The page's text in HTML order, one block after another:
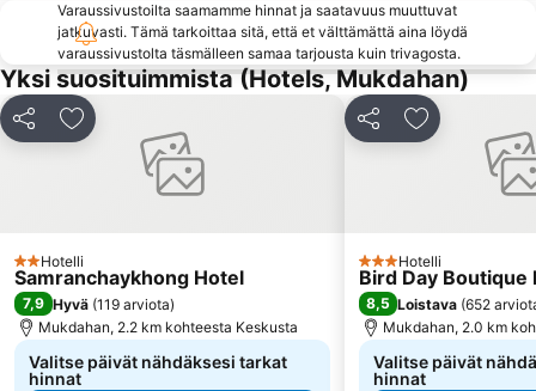
Varaussivustoilta saamamme hinnat ja saatavuus muuttuvat
jatkuvasti. Tämä tarkoittaa sitä, että et välttämättä aina löydä
varaussivustolta täsmälleen samaa tarjousta kuin trivagosta.
Yksi suosituimmista (Hotels, Mukdahan)
Jaa Lisää suosikkeihin
2 Tähtiluokitus
Hotelli
Samranchaykhong Hotel
7,9 Hyvä (119 arviota)
Mukdahan, 2.2 km kohteesta Keskusta
Valitse päivät nähdäksesi tarkat
hinnat
Jaa Lisää
3 Tähtiluokitus
Hotelli
Bird Day Boutique
8,5 Loistava (652
Mukdahan, 2.0 km
Valitse päivät
hinnat